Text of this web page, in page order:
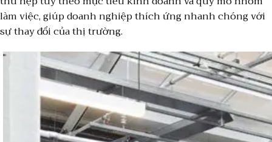
làm việc, giúp doanh nghiệp thích ứng nhanh chóng với
sự thay đổi của thị trường.